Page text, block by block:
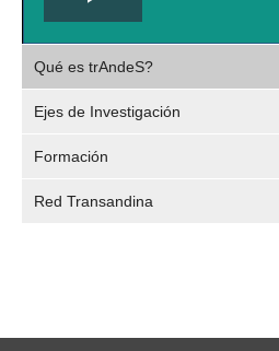
Play
Video
Qué es trAndeS?
Ejes de Investigación
Formación
Red Transandina